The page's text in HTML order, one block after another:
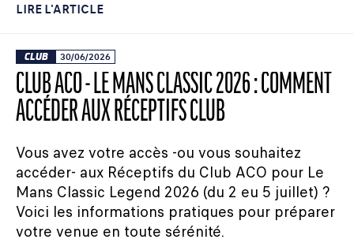
LIRE L'ARTICLE
CLUB 30/06/2026
CLUB ACO - LE MANS CLASSIC 2026 : COMMENT
ACCÉDER AUX RÉCEPTIFS CLUB
Vous avez votre accès -ou vous souhaitez
accéder- aux Réceptifs du Club ACO pour Le
Mans Classic Legend 2026 (du 2 eu 5 juillet) ?
Voici les informations pratiques pour préparer
votre venue en toute sérénité.